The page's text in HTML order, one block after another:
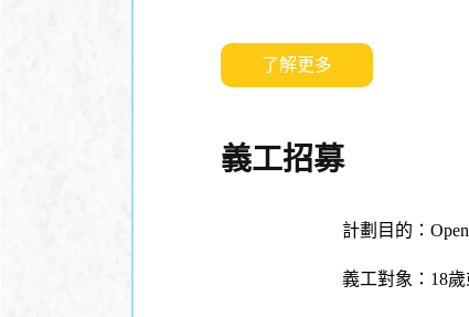
了解更多
義工招募
計劃目的：
義工對象：18